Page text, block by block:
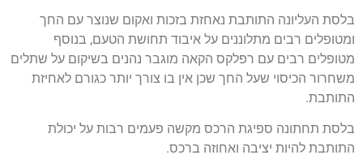
בלסת העליונה התותבת נאחזת בזכות ואקום שנוצר עם החך
ומטופלים רבים מתלוננים על איבוד תחושת הטעם, בנוסף
מטופלים רבים עם רפלקס הקאה מוגבר נהנים בשיקום על שתלים
משחרור הכיסוי שעל החך שכן אין בו צורך יותר כגורם לאחיזת
התותבת.
בלסת תחתונה ספיגת הרכס מקשה פעמים רבות על יכולת
התותבת להיות יציבה ואחוזה ברכס.